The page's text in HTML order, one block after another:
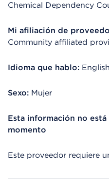
Chemical Dependency
Mi afiliación de
Community affiliated
Idioma que hablo: English
Sexo: Mujer
Esta información no
momento
Este proveedor requiere